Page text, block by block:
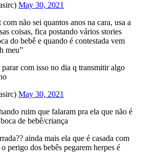
May 30, 2021
não sei quantos anos na cara, usa a
coisas, fica postando vários stories
do bebê e quando é contestada vem
meu”
com isso no dia q transmitir algo
May 30, 2021
ruim que falaram pra ela que não é
de bebê/criança
ainda mais ela que é casada com
perigo dos bebês pegarem herpes é